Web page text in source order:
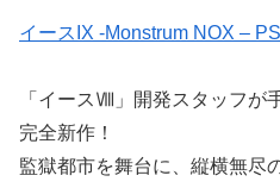
イースIX -Monstrum NOX –
「イースⅧ」開発スタッフが
完全新作！
監獄都市を舞台に、縦横無尽